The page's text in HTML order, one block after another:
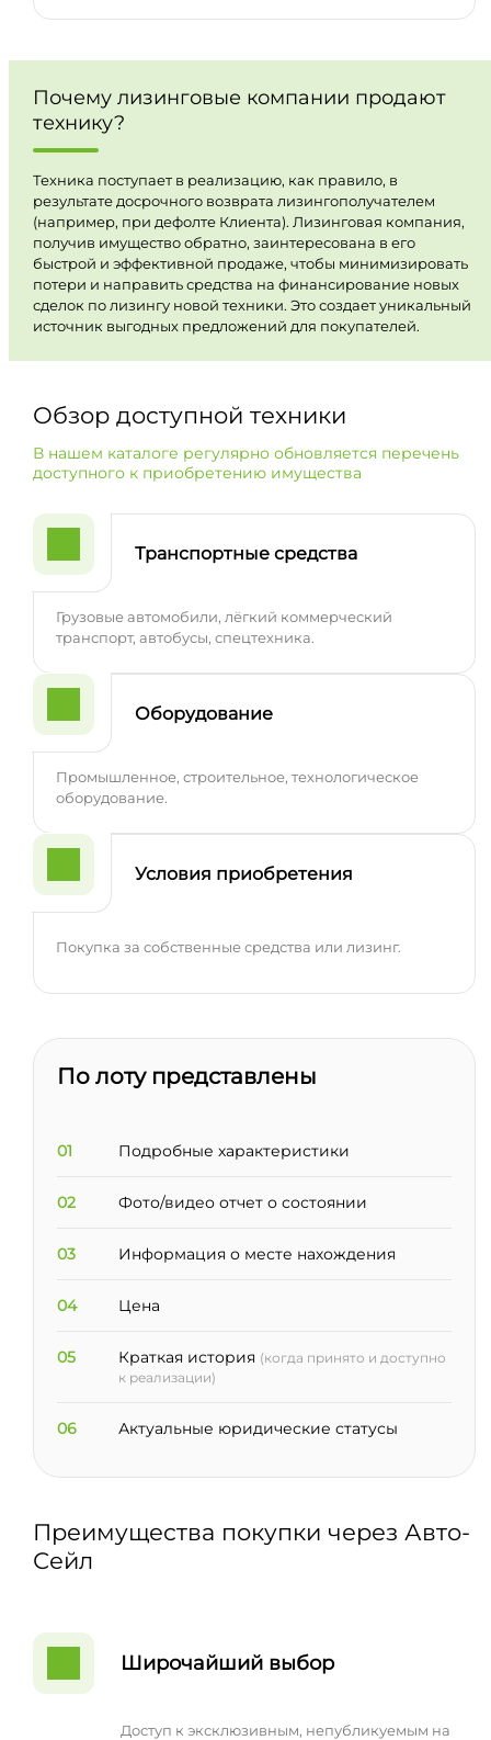
Почему лизинговые компании продают
технику?
Техника поступает в реализацию, как правило, в
результате досрочного возврата лизингополучателем
(например, при дефолте Клиента). Лизинговая компания,
получив имущество обратно, заинтересована в его
быстрой и эффективной продаже, чтобы минимизировать
потери и направить средства на финансирование новых
сделок по лизингу новой техники. Это создает уникальный
источник выгодных предложений для покупателей.
Обзор доступной техники
В нашем каталоге регулярно обновляется перечень
доступного к приобретению имущества
Транспортные средства
Грузовые автомобили, лёгкий коммерческий
транспорт, автобусы, спецтехника.
Оборудование
Промышленное, строительное, технологическое
оборудование.
Условия приобретения
Покупка за собственные средства или лизинг.
По лоту представлены
01 Подробные характеристики
02 Фото/видео отчет о состоянии
03 Информация о месте нахождения
04 Цена
05 Краткая история (когда принято и доступно
к реализации)
06 Актуальные юридические статусы
Преимущества покупки через Авто-
Сейл
Широчайший выбор
Доступ к эксклюзивным, непубликуемым на